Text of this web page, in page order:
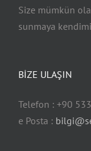
Size mümkün
sunmaya
BİZE ULAŞIN
Telefon : +90
e Posta :